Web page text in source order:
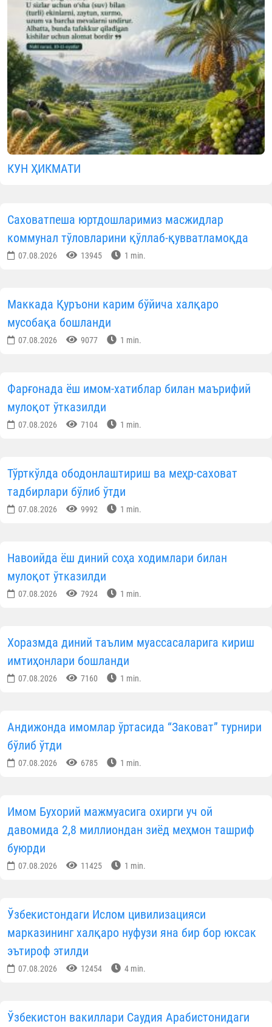
КУН ҲИКМАТИ
Саховатпеша юртдошларимиз масжидлар
коммунал тўловларини қўллаб-қувватламоқда
07.08.2026 13945 1 min.
Маккада Қуръони карим бўйича халқаро
мусобақа бошланди
07.08.2026 9077 1 min.
Фарғонада ёш имом-хатиблар билан маърифий
мулоқот ўтказилди
07.08.2026 7104 1 min.
Тўрткўлда ободонлаштириш ва меҳр-саховат
тадбирлари бўлиб ўтди
07.08.2026 9992 1 min.
Навоийда ёш диний соҳа ходимлари билан
мулоқот ўтказилди
07.08.2026 7924 1 min.
Хоразмда диний таълим муассасаларига кириш
имтиҳонлари бошланди
07.08.2026 7160 1 min.
Андижонда имомлар ўртасида “Заковат” турнири
бўлиб ўтди
07.08.2026 6785 1 min.
Имом Бухорий мажмуасига охирги уч ой
давомида 2,8 миллиондан зиёд меҳмон ташриф
буюрди
07.08.2026 11425 1 min.
Ўзбекистондаги Ислом цивилизацияси
марказининг халқаро нуфузи яна бир бор юксак
эътироф этилди
07.08.2026 12454 4 min.
Ўзбекистон вакиллари Саудия Арабистонидаги